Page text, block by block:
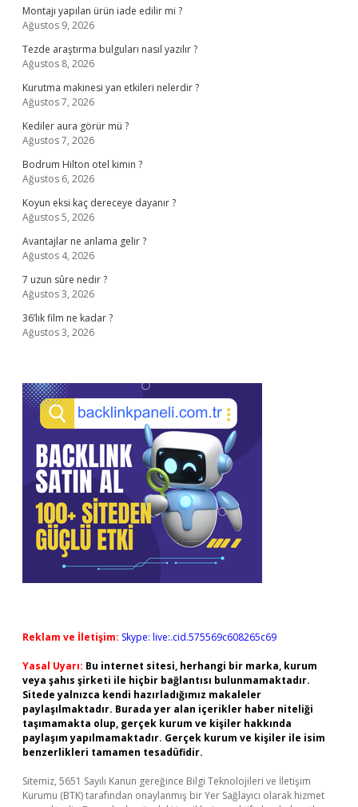
Montajı yapılan ürün iade edilir mi ?
Ağustos 9, 2026
Tezde araştırma bulguları nasıl yazılır ?
Ağustos 8, 2026
Kurutma makinesi yan etkileri nelerdir ?
Ağustos 7, 2026
Kediler aura görür mü ?
Ağustos 7, 2026
Bodrum Hilton otel kimin ?
Ağustos 6, 2026
Koyun eksi kaç dereceye dayanır ?
Ağustos 5, 2026
Avantajlar ne anlama gelir ?
Ağustos 4, 2026
7 uzun sûre nedir ?
Ağustos 3, 2026
36’lık film ne kadar ?
Ağustos 3, 2026
Reklam ve İletişim: Skype: live:.cid.575569c608265c69
Yasal Uyarı: Bu internet sitesi, herhangi bir marka, kurum
veya şahıs şirketi ile hiçbir bağlantısı bulunmamaktadır.
Sitede yalnızca kendi hazırladığımız makaleler
paylaşılmaktadır. Burada yer alan içerikler haber niteliği
taşımamakta olup, gerçek kurum ve kişiler hakkında
paylaşım yapılmamaktadır. Gerçek kurum ve kişiler ile isim
benzerlikleri tamamen tesadüfidir.
Sitemiz, 5651 Sayılı Kanun gereğince Bilgi Teknolojileri ve İletişim
Kurumu (BTK) tarafından onaylanmış bir Yer Sağlayıcı olarak hizmet